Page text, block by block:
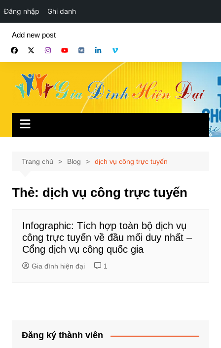
Đăng nhập Ghi danh
phần
Add new post
Trang chủ Blog dịch vụ công trực tuyến
Thẻ: dịch vụ công trực tuyến
Infographic: Tích hợp toàn bộ dịch vụ
công trực tuyến về đầu mối duy nhất –
Cổng dịch vụ công quốc gia
Gia đình hiện đại 1
Đăng ký thành viên